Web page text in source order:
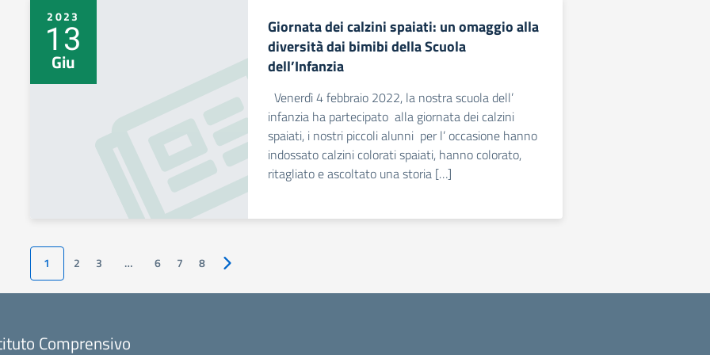
2023
13
Giu
Giornata dei calzini spaiati: un omaggio alla
diversità dai bimibi della Scuola
dell’Infanzia
Venerdì 4 febbraio 2022, la nostra scuola dell’
infanzia ha partecipato alla giornata dei calzini
spaiati, i nostri piccoli alunni per l’ occasione hanno
indossato calzini colorati spaiati, hanno colorato,
ritagliato e ascoltato una storia […]
1 2 3 … 6 7 8 Pagina successiva
Comprensivo